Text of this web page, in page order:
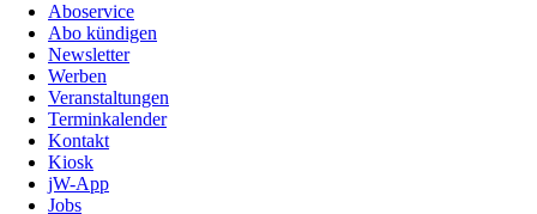
Aboservice
Abo kündigen
Newsletter
Werben
Veranstaltungen
Terminkalender
Kontakt
Kiosk
jW-App
Jobs